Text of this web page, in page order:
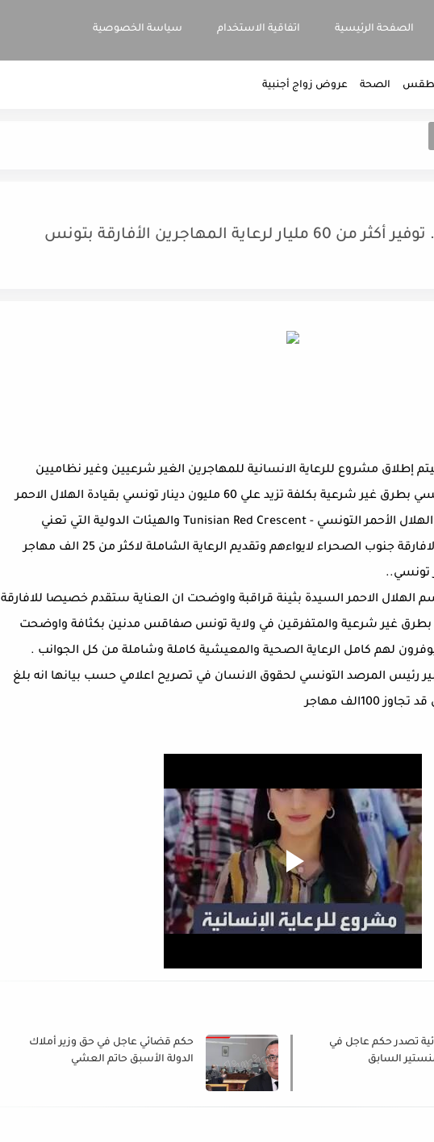
الصفحة الرئيسية اتفاقية الاستخدام سياسة الخصوصية
الصحة عروض زواج أجنبية
المهاجرين الأفارقة بتونس
إطلاق مشروع للرعاية الانسانية للمهاجرين الغير شرعيين وغير نظاميين
واللذين دخلوا الي التراب التونسي بطرق غير شرعية بكلفة تزيد علي 60 مليون دينار تونسي بقيادة الهلال الاحمر
Croissant Rouge Tunisien - الهلال الأحمر التونسي - Tunisian Red Crescent والهيئات الدولية التي تعني
بشؤون اللاجئين المهاجرين الافارقة جنوب الصحراء لايواءهم وتقديم الرعاية الشاملة لاكثر من 25 الف مهاجر
الهلال الاحمر السيدة بثينة قراقبة واوضحت ان العناية ستقدم خصيصا للافارقة
بطرق غير شرعية والمتفرقين في ولاية تونس صفاقس مدنين بكثافة واوضحت
لهم كامل الرعاية الصحية والمعيشية كاملة وشاملة من كل الجوانب .
رئيس المرصد التونسي لحقوق الانسان في تصريح اعلامي حسب بيانها انه بلغ
مهاجر
تصدر حكم عاجل في
السابق
حكم قضائي عاجل في حق وزير أملاك
الدولة الأسبق حاتم العشي